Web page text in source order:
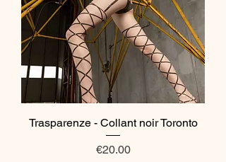
Trasparenze - Collant noir Toronto
Price
€20.00